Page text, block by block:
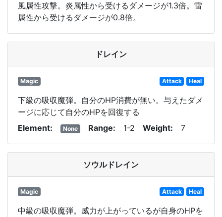
風属性攻撃。炎属性から受けるダメージが1.3倍。雷
属性から受けるダメージが0.8倍。
ドレイン
Magic Attack Heal
下級の吸収魔弾。自分のHP消費が無い。与えたダメ
ージに応じて自分のHPを回復する
Element
None Range 1-2 Weight 7
ソウルドレイン
Magic Attack Heal
中級の吸収魔弾。威力が上がっているが自身のHPを